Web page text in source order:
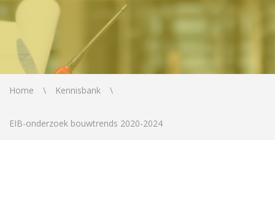
Home Kennisbank
EIB-onderzoek bouwtrends 2020-2024